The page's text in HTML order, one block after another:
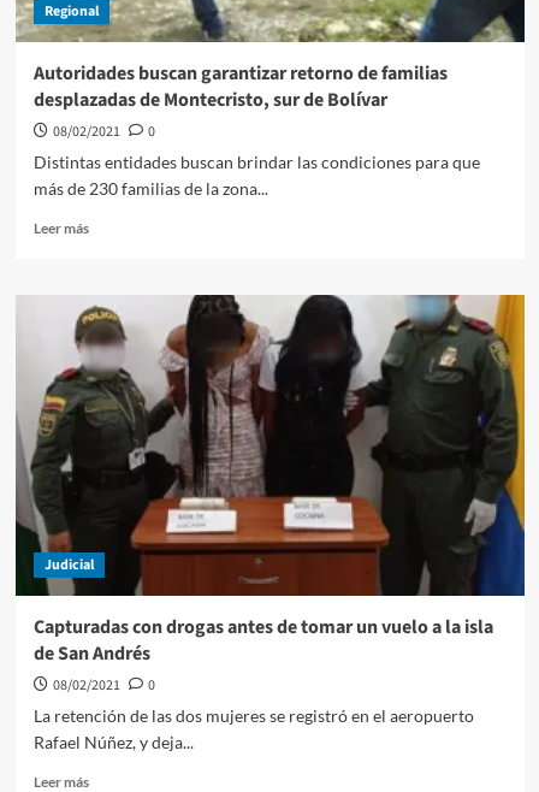
Regional
Autoridades buscan garantizar retorno de familias
desplazadas de Montecristo, sur de Bolívar
08/02/2021
0
Distintas entidades buscan brindar las condiciones para que
más de 230 familias de la zona...
Leer másLeer
Autoridades
buscan
garantizar
retorno
de
familias
desplazadas
Montecristo,
Bolívar
Judicial
Capturadas con drogas antes de tomar un vuelo a la isla
de San Andrés
08/02/2021
0
La retención de las dos mujeres se registró en el aeropuerto
Rafael Núñez, y deja...
Leer másLeer